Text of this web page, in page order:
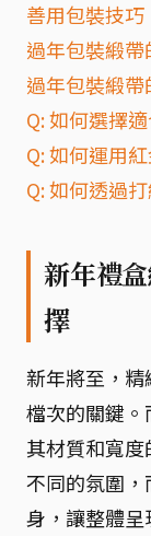
善用包裝技
過年包裝緞
過年包裝緞帶
Q: 如何選擇
Q: 如何運用
Q: 如何透過
新年禮
擇
新年將至，
檔次的關鍵。
其材質和寬
不同的氛圍
身，讓整體